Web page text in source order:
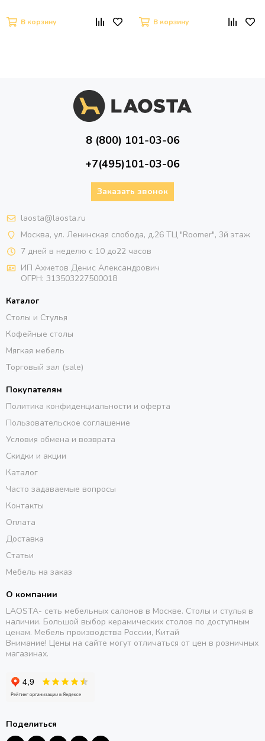
В корзину В корзину
8 (800) 101-03-06
+7(495)101-03-06
Заказать звонок
laosta@laosta.ru
Москва, ул. Ленинская слобода, д.26 ТЦ "Roomer", 3й этаж
7 дней в неделю с 10 до22 часов
ИП Ахметов Денис Александрович
ОГРН: 313503227500018
Каталог
Столы и Стулья
Кофейные столы
Мягкая мебель
Торговый зал (sale)
Покупателям
Политика конфиденциальности и оферта
Пользовательское соглашение
Условия обмена и возврата
Скидки и акции
Каталог
Часто задаваемые вопросы
Контакты
Оплата
Доставка
Статьи
Мебель на заказ
О компании
LAOSTA- сеть мебельных салонов в Москве. Столы и стулья в
наличии. Большой выбор керамических столов по доступным
ценам. Мебель производства России, Китай
Внимание! Цены на сайте могут отличаться от цен в розничных
магазинах.
Поделиться